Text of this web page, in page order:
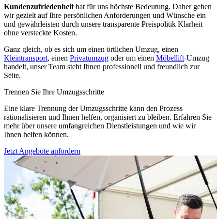
Kundenzufriedenheit hat für uns höchste Bedeutung. Daher gehen
wir gezielt auf Ihre persönlichen Anforderungen und Wünsche ein
und gewährleisten durch unsere transparente Preispolitik Klarheit
ohne versteckte Kosten.
Ganz gleich, ob es sich um einen örtlichen Umzug, einen
Kleintransport, einen Privatumzug oder um einen Möbellift-Umzug
handelt, unser Team steht Ihnen professionell und freundlich zur
Seite.
Trennen Sie Ihre Umzugsschritte
Eine klare Trennung der Umzugsschritte kann den Prozess
rationalisieren und Ihnen helfen, organisiert zu bleiben. Erfahren Sie
mehr über unsere umfangreichen Dienstleistungen und wie wir
Ihnen helfen können.
Jetzt Angebote anfordern